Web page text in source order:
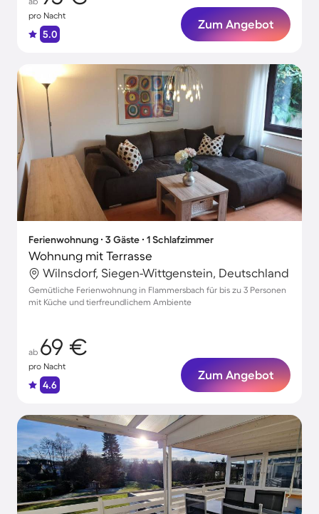
pro Nacht
5.0
Zum Angebot
Ferienwohnung ∙ 3 Gäste ∙ 1 Schlafzimmer
Wohnung mit Terrasse
Wilnsdorf, Siegen-Wittgenstein, Deutschland
Gemütliche Ferienwohnung in Flammersbach für bis zu 3 Personen
mit Küche und tierfreundlichem Ambiente
ab 69 €
pro Nacht
4.6
Zum Angebot